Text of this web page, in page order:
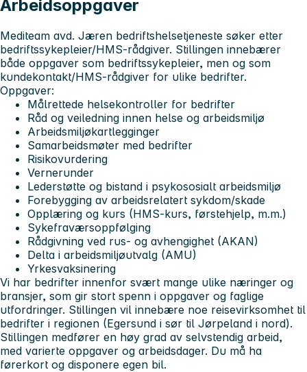
Arbeidsoppgaver
Mediteam avd. Jæren bedriftshelsetjeneste søker etter
bedriftssykepleier/HMS-rådgiver. Stillingen innebærer
både oppgaver som bedriftssykepleier, men og som
kundekontakt/HMS-rådgiver for ulike bedrifter.
Oppgaver:
Målrettede helsekontroller for bedrifter
Råd og veiledning innen helse og arbeidsmiljø
Arbeidsmiljøkartlegginger
Samarbeidsmøter med bedrifter
Risikovurdering
Vernerunder
Lederstøtte og bistand i psykososialt arbeidsmiljø
Forebygging av arbeidsrelatert sykdom/skade
Opplæring og kurs (HMS-kurs, førstehjelp, m.m.)
Sykefraværsoppfølging
Rådgivning ved rus- og avhengighet (AKAN)
Delta i arbeidsmiljøutvalg (AMU)
Yrkesvaksinering
Vi har bedrifter innenfor svært mange ulike næringer og
bransjer, som gir stort spenn i oppgaver og faglige
utfordringer. Stillingen vil innebære noe reisevirksomhet til
bedrifter i regionen (Egersund i sør til Jørpeland i nord).
Stillingen medfører en høy grad av selvstendig arbeid,
med varierte oppgaver og arbeidsdager. Du må ha
førerkort og disponere egen bil.